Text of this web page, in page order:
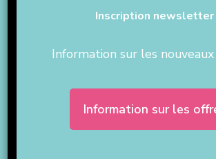
Inscription newsletter
Information sur les
Information sur les